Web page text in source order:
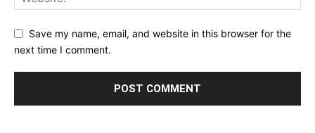
Save my name, email, and website in this browser for the
next time I comment.